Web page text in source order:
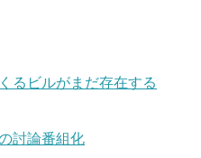
るビルがまだ存在する
討論番組化